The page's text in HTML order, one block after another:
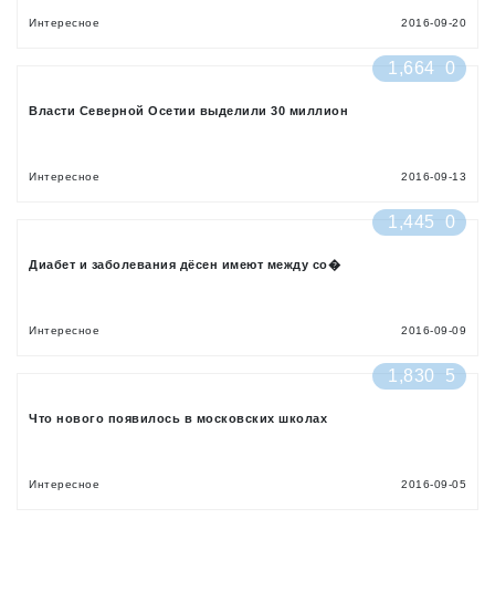
Интересное 2016-09-20
1,664 0
Власти Северной Осетии выделили 30 миллион
Интересное 2016-09-13
1,445 0
Диабет и заболевания дёсен имеют между со�
Интересное 2016-09-09
1,830 5
Что нового появилось в московских школах
Интересное 2016-09-05